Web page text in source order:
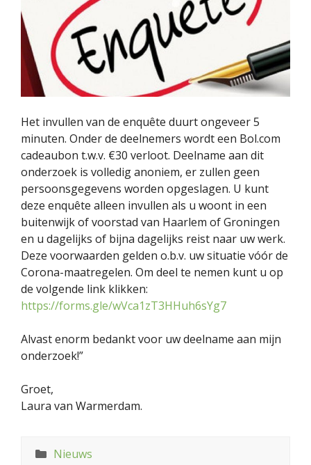
Het invullen van de enquête duurt ongeveer 5
minuten. Onder de deelnemers wordt een Bol.com
cadeaubon t.w.v. €30 verloot. Deelname aan dit
onderzoek is volledig anoniem, er zullen geen
persoonsgegevens worden opgeslagen. U kunt
deze enquête alleen invullen als u woont in een
buitenwijk of voorstad van Haarlem of Groningen
en u dagelijks of bijna dagelijks reist naar uw werk.
Deze voorwaarden gelden o.b.v. uw situatie vóór de
Corona-maatregelen. Om deel te nemen kunt u op
de volgende link klikken:
https://forms.gle/wVca1zT3HHuh6sYg7
Alvast enorm bedankt voor uw deelname aan mijn
onderzoek!”
Groet,
Laura van Warmerdam.
Categorieën
Nieuws